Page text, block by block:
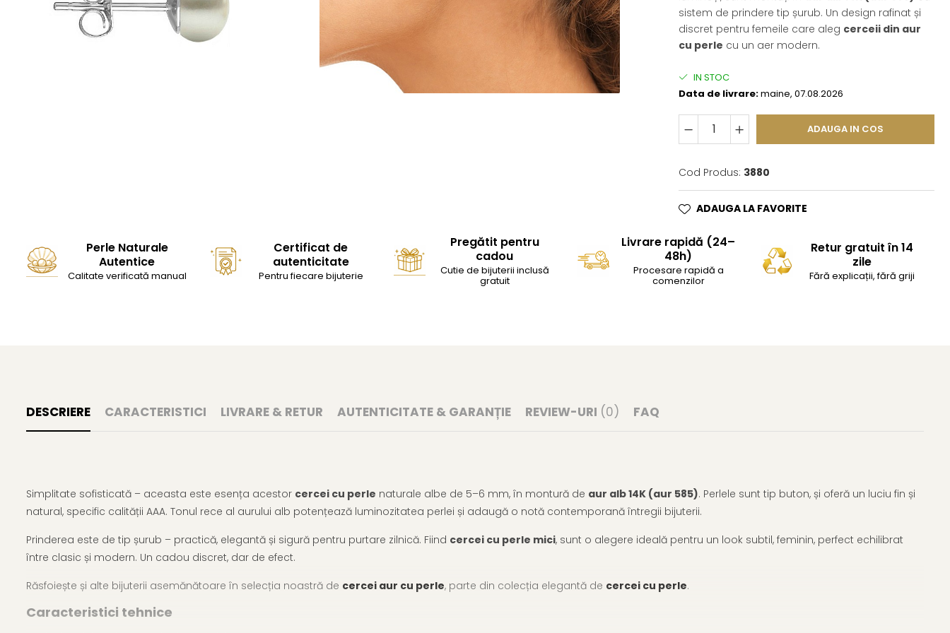
Seturi Perle cu Argint
Brățări cu Perle
sistem de prindere tip șurub. Un design rafinat și
discret pentru femeile care aleg cerceii din aur
cu perle cu un aer modern.
IN STOC
Data de livrare:maine, 07.08.2026
ADAUGA IN COS
Cod Produs: 3880
ADAUGA LA FAVORITE
Perle Naturale
Autentice
Calitate verificată manual
Certificat de
autenticitate
Pentru fiecare bijuterie
Pregătit pentru
cadou
Cutie de bijuterii inclusă
gratuit
Livrare rapidă (24–
48h)
Procesare rapidă a
comenzilor
Retur gratuit în 14
zile
Fără explicații, fără griji
DESCRIERE CARACTERISTICI LIVRARE & RETUR AUTENTICITATE & GARANȚIE REVIEW-URI (0) FAQ
Simplitate sofisticată – aceasta este esența acestor cercei cu perle naturale albe de 5–6 mm, în montură de aur alb 14K (aur 585). Perlele sunt tip buton, și oferă un luciu fin și
natural, specific calității AAA. Tonul rece al aurului alb potențează luminozitatea perlei și adaugă o notă contemporană întregii bijuterii.
Prinderea este de tip șurub – practică, elegantă și sigură pentru purtare zilnică. Fiind cercei cu perle mici, sunt o alegere ideală pentru un look subtil, feminin, perfect echilibrat
între clasic și modern. Un cadou discret, dar de efect.
Răsfoiește și alte bijuterii asemănătoare în selecția noastră de cercei aur cu perle, parte din colecția elegantă de cercei cu perle.
Caracteristici tehnice